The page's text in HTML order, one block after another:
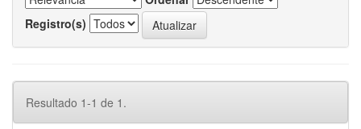
Registro(s)
Resultado 1-1 de 1.